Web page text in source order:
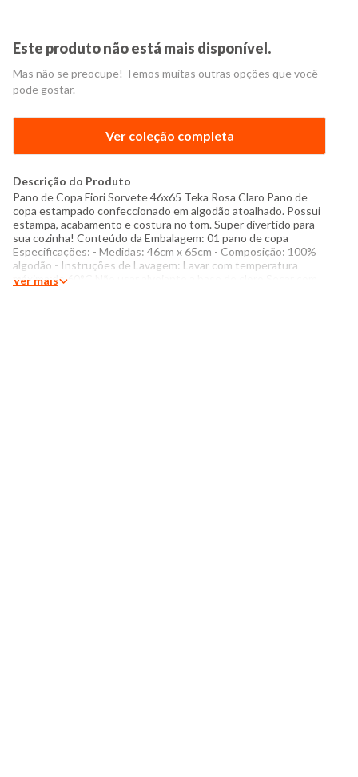
Este produto não está mais disponível.
Mas não se preocupe! Temos muitas outras opções que você
pode gostar.
Ver coleção completa
Descrição do Produto
Pano de Copa Fiori Sorvete 46x65 Teka Rosa Claro Pano de
copa estampado confeccionado em algodão atoalhado. Possui
estampa, acabamento e costura no tom. Super divertido para
sua cozinha! Conteúdo da Embalagem: 01 pano de copa
Especificações: - Medidas: 46cm x 65cm - Composição: 100%
algodão - Instruções de Lavagem: Lavar com temperatura
máxima de 60°C Não usar alvejante a base de cloro Secar com
Ver mais